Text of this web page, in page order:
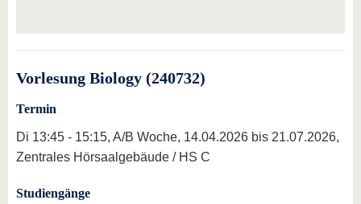
Vorlesung Biology (240732)
Termin
Di 13:45 - 15:15, A/B Woche, 14.04.2026 bis 21.07.2026,
Zentrales Hörsaalgebäude / HS C
Studiengänge